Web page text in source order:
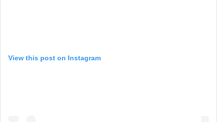
View this post on Instagram